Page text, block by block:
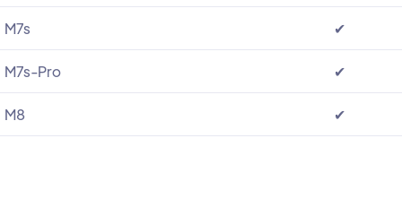
M7s ✔
M7s-Pro ✔
M8 ✔